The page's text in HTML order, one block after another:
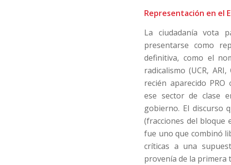
Representación en el
La ciudadanía vota
presentarse como
definitiva, como el
radicalismo (UCR,
recién aparecido
ese sector de clase
gobierno. El discurso
(fracciones del bloque
fue uno que combinó
críticas a una
provenía de la primera